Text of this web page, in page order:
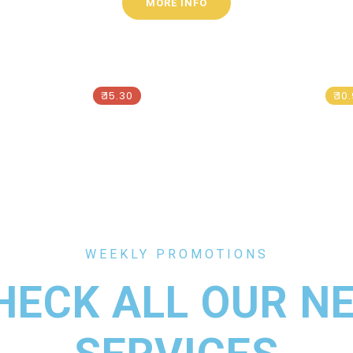
MORE INFO
₹ 15.30 ₹
WEEKLY PROMOTIONS
ALL OUR